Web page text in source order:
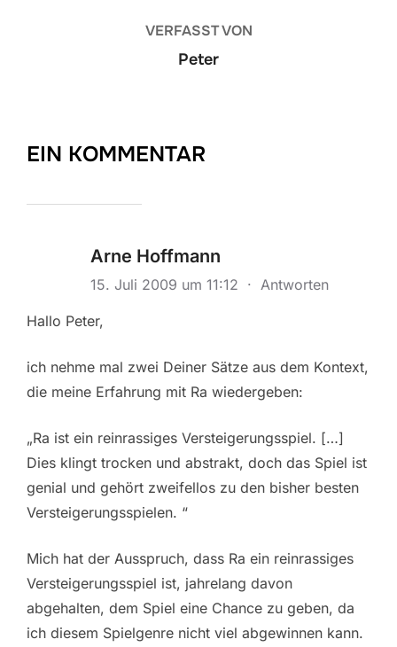
VERFASST VON
Peter
EIN KOMMENTAR
Arne Hoffmann
15. Juli 2009 um 11:12 · Antworten
Hallo Peter,
ich nehme mal zwei Deiner Sätze aus dem Kontext,
die meine Erfahrung mit Ra wiedergeben:
„Ra ist ein reinrassiges Versteigerungsspiel. […]
Dies klingt trocken und abstrakt, doch das Spiel ist
genial und gehört zweifellos zu den bisher besten
Versteigerungsspielen. “
Mich hat der Ausspruch, dass Ra ein reinrassiges
Versteigerungsspiel ist, jahrelang davon
abgehalten, dem Spiel eine Chance zu geben, da
ich diesem Spielgenre nicht viel abgewinnen kann.